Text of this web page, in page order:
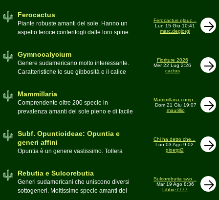
Ferocactus
Piante robuste amanti del sole. Hanno un
aspetto feroce conferitogli dalle loro spine
Ferocactus glauc...
Lun 15 Giu 10:41
marc.degiorgi
Gymnocalycium
Genere sudamericano molto interessante.
Caratteristiche le sue gibbosità e il calice
Fioriture 2026
Mer 22 Lug 2:26
cactus
Mammillaria
Comprendente oltre 200 specie in
prevalenza amanti del sole pieno e di facile
Mammillaria comp...
Dom 21 Giu 19:07
maurillio
Subf. Opuntioideae: Opuntia e
generi affini
Opuntia è un genere vastissimo. Tollera
Canada. Caratteristiche le temute spine
carnosi spesso commestibili
Chi ha detto che...
Lun 03 Ago 9:02
gioetgi2
Rebutia e Sulcorebutia
Generi sudamericani che uniscono diversi
sottogeneri. Moltissime specie amanti del
Sulcorebutia swo...
Mar 19 Ago 8:36
Libbie7777